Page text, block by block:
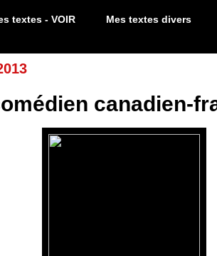
textes - VOIR Mes textes divers
canadien-